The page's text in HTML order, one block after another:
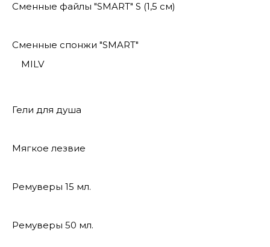
Сменные файлы "SMART" S (1,5 см)
Сменные спонжи "SMART"
MILV
Гели для душа
Мягкое лезвие
Ремуверы 15 мл.
Ремуверы 50 мл.